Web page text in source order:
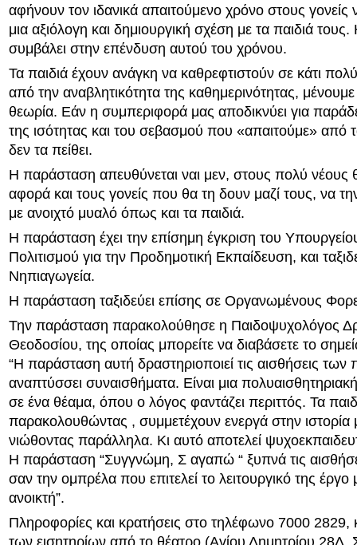
αφήνουν τον ιδανικά απαιτούμενο χρόνο στους γονείς
μια αξιόλογη και δημιουργική σχέση με τα παιδιά
συμβάλει στην επένδυση αυτού του χρόνου.
Τα παιδιά έχουν ανάγκη να καθρεφτιστούν σε κάτι
από την αναβλητικότητα της καθημερινότητας,
θεωρία. Εάν η συμπεριφορά μας αποδικνύει για
της ισότητας και του σεβασμού που «απαιτούμε» από
δεν τα πείθει.
Η παράσταση απευθύνεται ναι μεν, στους πολύ νέους
αφορά και τους γονείς που θα τη δουν μαζί τους, να
με ανοιχτό μυαλό όπως και τα παιδιά.
Η παράσταση έχει την επίσημη έγκριση του
Πολιτισμού για την Προδημοτική Εκπαίδευση, και
Νηπιαγωγεία.
Η παράσταση ταξιδεύει επίσης σε Οργανωμένους
Την παράσταση παρακολούθησε η Παιδοψυχολόγος
Θεοδοσίου, της οποίας μπορείτε να διαβάσετε το
“Η παράσταση αυτή δραστηριοποιεί τις αισθήσεις των
αναπτύσσει συναισθήματα. Είναι μια
σε ένα θέαμα, όπου ο λόγος φαντάζει περιττός. Τα
παρακολουθώντας , συμμετέχουν ενεργά στην ιστορία
νιώθοντας παράλληλα. Κι αυτό αποτελεί
Η παράσταση “Συγγνώμη, Σ αγαπώ “ ξυπνά τις
σαν την ομπρέλα που επιτελεί το λειτουργικό της έργο
ανοικτή”.
Πληροφορίες και κρατήσεις στο τηλέφωνο 7000 2829,
των εισητηρίων από το θέατρο (Αγίου Δημητρίου 28Δ,